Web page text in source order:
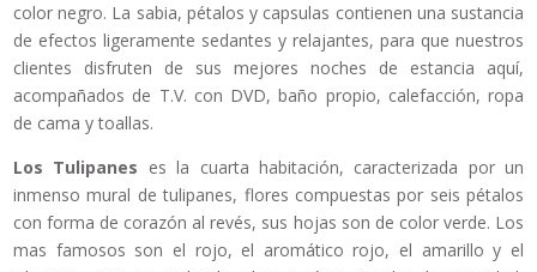
color negro. La sabia, pétalos y capsulas contienen una sustancia
de efectos ligeramente sedantes y relajantes, para que nuestros
clientes disfruten de sus mejores noches de estancia aquí,
acompañados de T.V. con DVD, baño propio, calefacción, ropa
de cama y toallas.
Los Tulipanes es la cuarta habitación, caracterizada por un
inmenso mural de tulipanes, flores compuestas por seis pétalos
con forma de corazón al revés, sus hojas son de color verde. Los
mas famosos son el rojo, el aromático rojo, el amarillo y el